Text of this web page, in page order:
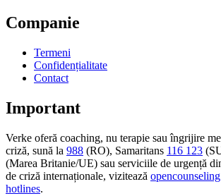
Companie
Termeni
Confidențialitate
Contact
Important
Verke oferă coaching, nu terapie sau îngrijire
criză, sună la 988 (RO), Samaritans 116 123
(Marea Britanie/UE) sau serviciile de urgență
de criză internaționale, vizitează
hotlines.